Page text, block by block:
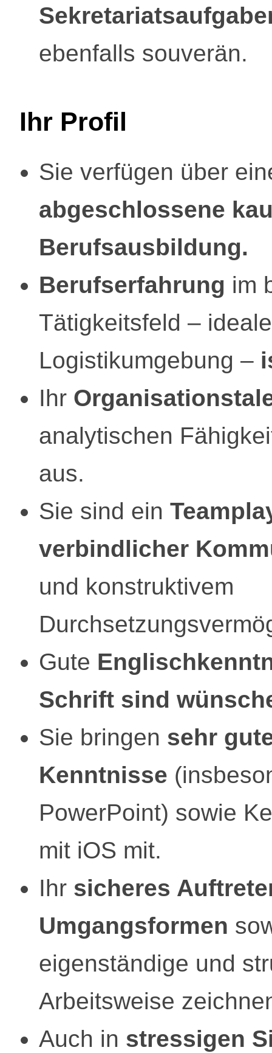
ebenfalls souverän.
Ihr Profil
Sie verfügen über
abgeschlossene
Berufsausbildung.
Berufserfahrung im
Tätigkeitsfeld –
Logistikumgebung –
Ihr
analytischen
aus.
Sie sind ein
verbindlicher
und konstruktivem
Gute
Schrift sind
Sie bringen sehr
Kenntnisse
PowerPoint) sowie
mit iOS mit.
Ihr sicheres
Umgangsformen
eigenständige und
Arbeitsweise
Auch in stressigen